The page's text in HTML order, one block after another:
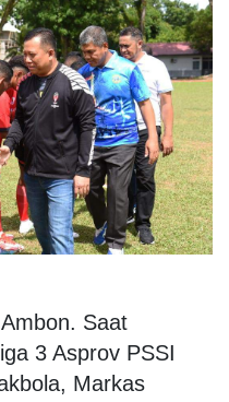
Saat
3 Asprov PSSI
Markas